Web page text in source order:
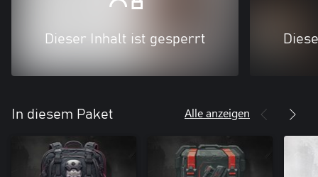
Dieser Inhalt ist gesperrt
In diesem Paket Alle anzeigen